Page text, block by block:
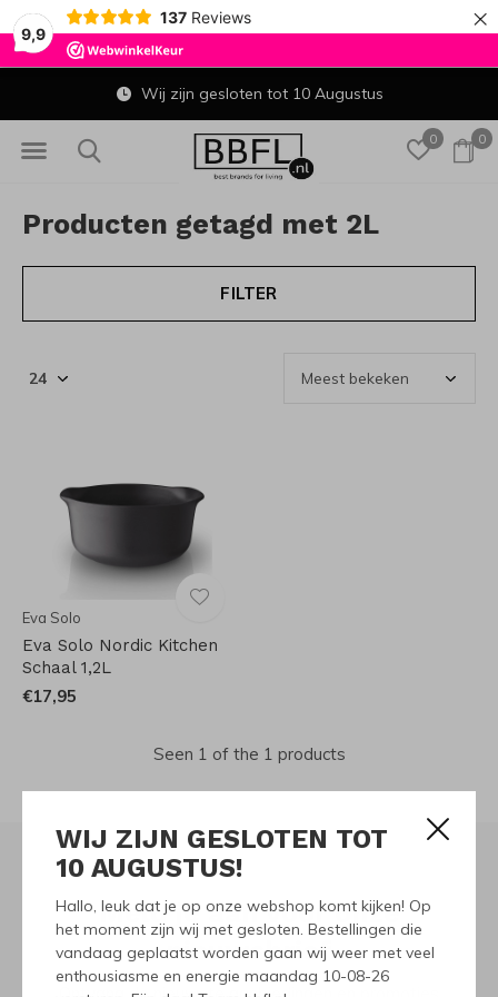
9,9
137 Reviews ×
WIJ ZIJN GESLOTEN TOT
10 AUGUSTUS!
Hallo, leuk dat je op onze webshop komt kijken! Op
het moment zijn wij met gesloten. Bestellingen die
vandaag geplaatst worden gaan wij weer met veel
enthousiasme en energie maandag 10-08-26
0 0
Wij zijn gesloten tot 10 Augustus
Producten getagd met 2L
FILTER
Eva Solo
Eva Solo Nordic Kitchen
Schaal 1,2L
€17,95
Seen 1 of the 1 products
Meld je aan voor onze
nieuwsbrief